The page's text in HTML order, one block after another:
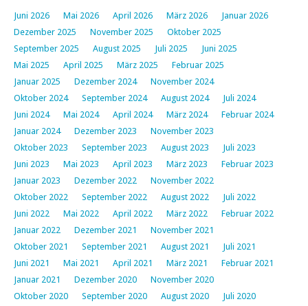
Juni 2026 Mai 2026 April 2026 März 2026
Januar 2026
Dezember 2025
November 2025
Oktober 2025
September 2025
August 2025 Juli 2025
Juni 2025
Mai 2025
April 2025 März 2025
Februar 2025
Januar 2025
Dezember 2024
November 2024
Oktober 2024
September 2024 August 2024
Juli 2024
Juni 2024
Mai 2024 April 2024 März 2024
Februar 2024
Januar 2024
Dezember 2023
November 2023
Oktober 2023
September 2023 August 2023
Juli 2023
Juni 2023
Mai 2023 April 2023 März 2023
Februar 2023
Januar 2023
Dezember 2022
November 2022
Oktober 2022
September 2022 August 2022
Juli 2022
Juni 2022
Mai 2022 April 2022 März 2022
Februar 2022
Januar 2022
Dezember 2021
November 2021
Oktober 2021
September 2021 August 2021
Juli 2021
Juni 2021
Mai 2021 April 2021 März 2021
Februar 2021
Januar 2021
Dezember 2020
November 2020
Oktober 2020
September 2020 August 2020
Juli 2020